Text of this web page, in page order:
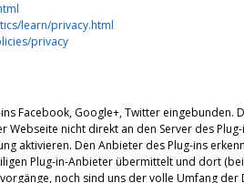
learn/privacy.html
privacy
Facebook, Google+, Twitter eingebunden.
nicht direkt an den Server des
aktivieren. Den Anbieter des Plug-ins
Plug-in-Anbieter übermittelt und dort
noch sind uns der volle Umfang